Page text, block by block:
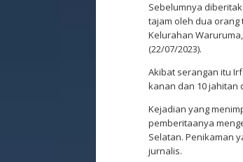
Sebelumnya
tajam oleh dua
Kelurahan
(22/07/2023).
Akibat serangan itu
kanan dan 10 jahitan
Kejadian yang
pemberitaanya
Selatan. Penikaman
jurnalis.